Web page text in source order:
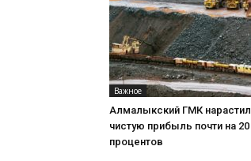
Важное
Алмалыкский ГМК нарастил
чистую прибыль почти на 20
процентов